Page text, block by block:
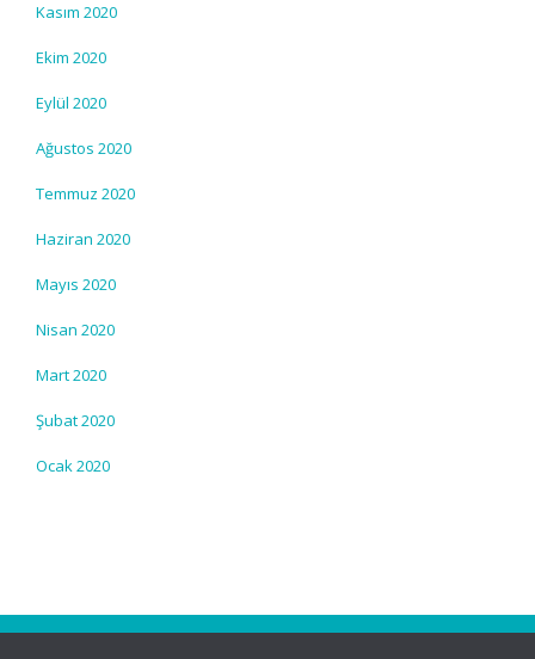
Kasım 2020
Ekim 2020
Eylül 2020
Ağustos 2020
Temmuz 2020
Haziran 2020
Mayıs 2020
Nisan 2020
Mart 2020
Şubat 2020
Ocak 2020